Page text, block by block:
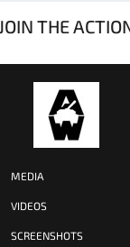
JOIN THE
MEDIA
VIDEOS
SCREENSHOTS